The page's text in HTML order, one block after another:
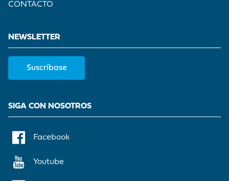
CONTACTO
NEWSLETTER
Suscríbase
SIGA CON NOSOTROS
Facebook
Youtube